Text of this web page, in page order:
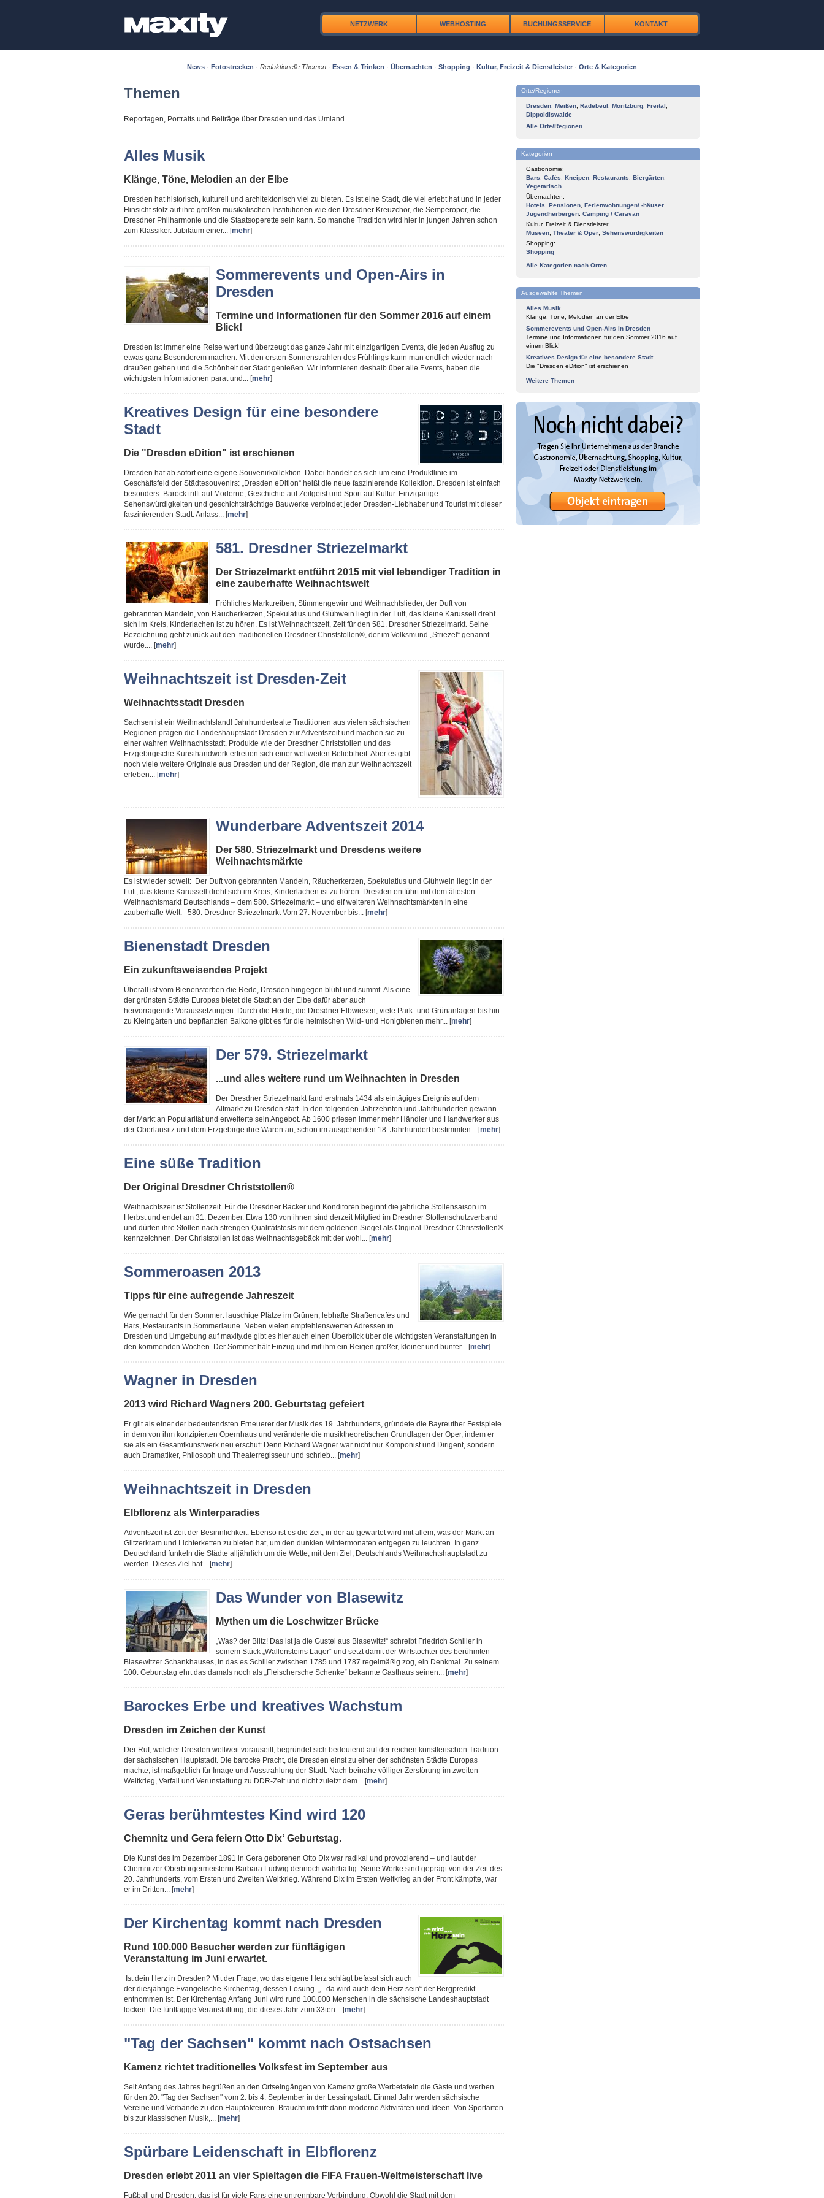
NETZWERK WEBHOSTING BUCHUNGSSERVICE KONTAKT
News · Fotostrecken · Redaktionelle Themen · Essen & Trinken · Übernachten · Shopping · Kultur, Freizeit & Dienstleister · Orte & Kategorien
Themen
Reportagen, Portraits und Beiträge über Dresden und das Umland
Alles Musik
Klänge, Töne, Melodien an der Elbe
Dresden hat historisch, kulturell und architektonisch viel zu bieten. Es ist eine Stadt, die viel erlebt hat und in jeder
Hinsicht stolz auf ihre großen musikalischen Institutionen wie den Dresdner Kreuzchor, die Semperoper, die
Dresdner Philharmonie und die Staatsoperette sein kann. So manche Tradition wird hier in jungen Jahren schon
zum Klassiker. Jubiläum einer... [mehr]
Sommerevents und Open-Airs in
Dresden
Termine und Informationen für den Sommer 2016 auf einem
Blick!
Dresden ist immer eine Reise wert und überzeugt das ganze Jahr mit einzigartigen Events, die jeden Ausflug zu
etwas ganz Besonderem machen. Mit den ersten Sonnenstrahlen des Frühlings kann man endlich wieder nach
draußen gehen und die Schönheit der Stadt genießen. Wir informieren deshalb über alle Events, haben die
wichtigsten Informationen parat und... [mehr]
Kreatives Design für eine besondere
Stadt
Die "Dresden eDition" ist erschienen
Dresden hat ab sofort eine eigene Souvenirkollektion. Dabei handelt es sich um eine Produktlinie im
Geschäftsfeld der Städtesouvenirs: „Dresden eDition“ heißt die neue faszinierende Kollektion. Dresden ist einfach
besonders: Barock trifft auf Moderne, Geschichte auf Zeitgeist und Sport auf Kultur. Einzigartige
Sehenswürdigkeiten und geschichtsträchtige Bauwerke verbindet jeder Dresden-Liebhaber und Tourist mit dieser
faszinierenden Stadt. Anlass... [mehr]
581. Dresdner Striezelmarkt
Der Striezelmarkt entführt 2015 mit viel lebendiger Tradition in
eine zauberhafte Weihnachtswelt
Fröhliches Markttreiben, Stimmengewirr und Weihnachtslieder, der Duft von
gebrannten Mandeln, von Räucherkerzen, Spekulatius und Glühwein liegt in der Luft, das kleine Karussell dreht
sich im Kreis, Kinderlachen ist zu hören. Es ist Weihnachtszeit, Zeit für den 581. Dresdner Striezelmarkt. Seine
Bezeichnung geht zurück auf den traditionellen Dresdner Christstollen®, der im Volksmund „Striezel“ genannt
wurde.... [mehr]
Weihnachtszeit ist Dresden-Zeit
Weihnachtsstadt Dresden
Sachsen ist ein Weihnachtsland! Jahrhundertealte Traditionen aus vielen sächsischen
Regionen prägen die Landeshauptstadt Dresden zur Adventszeit und machen sie zu
einer wahren Weihnachtsstadt. Produkte wie der Dresdner Christstollen und das
Erzgebirgische Kunsthandwerk erfreuen sich einer weltweiten Beliebtheit. Aber es gibt
noch viele weitere Originale aus Dresden und der Region, die man zur Weihnachtszeit
erleben... [mehr]
Wunderbare Adventszeit 2014
Der 580. Striezelmarkt und Dresdens weitere
Weihnachtsmärkte
Es ist wieder soweit: Der Duft von gebrannten Mandeln, Räucherkerzen, Spekulatius und Glühwein liegt in der
Luft, das kleine Karussell dreht sich im Kreis, Kinderlachen ist zu hören. Dresden entführt mit dem ältesten
Weihnachtsmarkt Deutschlands – dem 580. Striezelmarkt – und elf weiteren Weihnachtsmärkten in eine
zauberhafte Welt. 580. Dresdner Striezelmarkt Vom 27. November bis... [mehr]
Bienenstadt Dresden
Ein zukunftsweisendes Projekt
Überall ist vom Bienensterben die Rede, Dresden hingegen blüht und summt. Als eine
der grünsten Städte Europas bietet die Stadt an der Elbe dafür aber auch
hervorragende Voraussetzungen. Durch die Heide, die Dresdner Elbwiesen, viele Park- und Grünanlagen bis hin
zu Kleingärten und bepflanzten Balkone gibt es für die heimischen Wild- und Honigbienen mehr... [mehr]
Der 579. Striezelmarkt
...und alles weitere rund um Weihnachten in Dresden
Der Dresdner Striezelmarkt fand erstmals 1434 als eintägiges Ereignis auf dem
Altmarkt zu Dresden statt. In den folgenden Jahrzehnten und Jahrhunderten gewann
der Markt an Popularität und erweiterte sein Angebot. Ab 1600 priesen immer mehr Händler und Handwerker aus
der Oberlausitz und dem Erzgebirge ihre Waren an, schon im ausgehenden 18. Jahrhundert bestimmten... [mehr]
Eine süße Tradition
Der Original Dresdner Christstollen®
Weihnachtszeit ist Stollenzeit. Für die Dresdner Bäcker und Konditoren beginnt die jährliche Stollensaison im
Herbst und endet am 31. Dezember. Etwa 130 von ihnen sind derzeit Mitglied im Dresdner Stollenschutzverband
und dürfen ihre Stollen nach strengen Qualitätstests mit dem goldenen Siegel als Original Dresdner Christstollen®
kennzeichnen. Der Christstollen ist das Weihnachtsgebäck mit der wohl... [mehr]
Sommeroasen 2013
Tipps für eine aufregende Jahreszeit
Wie gemacht für den Sommer: lauschige Plätze im Grünen, lebhafte Straßencafés und
Bars, Restaurants in Sommerlaune. Neben vielen empfehlenswerten Adressen in
Dresden und Umgebung auf maxity.de gibt es hier auch einen Überblick über die wichtigsten Veranstaltungen in
den kommenden Wochen. Der Sommer hält Einzug und mit ihm ein Reigen großer, kleiner und bunter... [mehr]
Wagner in Dresden
2013 wird Richard Wagners 200. Geburtstag gefeiert
Er gilt als einer der bedeutendsten Erneuerer der Musik des 19. Jahrhunderts, gründete die Bayreuther Festspiele
in dem von ihm konzipierten Opernhaus und veränderte die musiktheoretischen Grundlagen der Oper, indem er
sie als ein Gesamtkunstwerk neu erschuf: Denn Richard Wagner war nicht nur Komponist und Dirigent, sondern
auch Dramatiker, Philosoph und Theaterregisseur und schrieb... [mehr]
Weihnachtszeit in Dresden
Elbflorenz als Winterparadies
Adventszeit ist Zeit der Besinnlichkeit. Ebenso ist es die Zeit, in der aufgewartet wird mit allem, was der Markt an
Glitzerkram und Lichterketten zu bieten hat, um den dunklen Wintermonaten entgegen zu leuchten. In ganz
Deutschland funkeln die Städte alljährlich um die Wette, mit dem Ziel, Deutschlands Weihnachtshauptstadt zu
werden. Dieses Ziel hat... [mehr]
Das Wunder von Blasewitz
Mythen um die Loschwitzer Brücke
„Was? der Blitz! Das ist ja die Gustel aus Blasewitz!“ schreibt Friedrich Schiller in
seinem Stück „Wallensteins Lager“ und setzt damit der Wirtstochter des berühmten
Blasewitzer Schankhauses, in das es Schiller zwischen 1785 und 1787 regelmäßig zog, ein Denkmal. Zu seinem
100. Geburtstag ehrt das damals noch als „Fleischersche Schenke“ bekannte Gasthaus seinen... [mehr]
Barockes Erbe und kreatives Wachstum
Dresden im Zeichen der Kunst
Der Ruf, welcher Dresden weltweit vorauseilt, begründet sich bedeutend auf der reichen künstlerischen Tradition
der sächsischen Hauptstadt. Die barocke Pracht, die Dresden einst zu einer der schönsten Städte Europas
machte, ist maßgeblich für Image und Ausstrahlung der Stadt. Nach beinahe völliger Zerstörung im zweiten
Weltkrieg, Verfall und Verunstaltung zu DDR-Zeit und nicht zuletzt dem... [mehr]
Geras berühmtestes Kind wird 120
Chemnitz und Gera feiern Otto Dix‘ Geburtstag.
Die Kunst des im Dezember 1891 in Gera geborenen Otto Dix war radikal und provozierend – und laut der
Chemnitzer Oberbürgermeisterin Barbara Ludwig dennoch wahrhaftig. Seine Werke sind geprägt von der Zeit des
20. Jahrhunderts, vom Ersten und Zweiten Weltkrieg. Während Dix im Ersten Weltkrieg an der Front kämpfte, war
er im Dritten... [mehr]
Der Kirchentag kommt nach Dresden
Rund 100.000 Besucher werden zur fünftägigen
Veranstaltung im Juni erwartet.
Ist dein Herz in Dresden? Mit der Frage, wo das eigene Herz schlägt befasst sich auch
der diesjährige Evangelische Kirchentag, dessen Losung „...da wird auch dein Herz sein“ der Bergpredikt
entnommen ist. Der Kirchentag Anfang Juni wird rund 100.000 Menschen in die sächsische Landeshauptstadt
locken. Die fünftägige Veranstaltung, die dieses Jahr zum 33ten... [mehr]
"Tag der Sachsen" kommt nach Ostsachsen
Kamenz richtet traditionelles Volksfest im September aus
Seit Anfang des Jahres begrüßen an den Ortseingängen von Kamenz große Werbetafeln die Gäste und werben
für den 20. "Tag der Sachsen" vom 2. bis 4. September in der Lessingstadt. Einmal Jahr werden sächsische
Vereine und Verbände zu den Hauptakteuren. Brauchtum trifft dann moderne Aktivitäten und Ideen. Von Sportarten
bis zur klassischen Musik,... [mehr]
Spürbare Leidenschaft in Elbflorenz
Dresden erlebt 2011 an vier Spieltagen die FIFA Frauen-Weltmeisterschaft live
Fußball und Dresden, das ist für viele Fans eine untrennbare Verbindung. Obwohl die Stadt mit dem
Orte/Regionen
Dresden Meißen Radebeul Moritzburg Freital
Dippoldiswalde
Alle Orte/Regionen
Kategorien
Gastronomie:
Bars
Cafés Kneipen Restaurants Biergärten
Vegetarisch
Übernachten:
Hotels
Pensionen Ferienwohnungen/ -häuser
Jugendherbergen Camping / Caravan
Kultur, Freizeit & Dienstleister:
Museen Theater & Oper Sehenswürdigkeiten
Shopping:
Shopping
Alle Kategorien nach Orten
Ausgewählte Themen
Alles Musik
Klänge, Töne, Melodien an der Elbe
Sommerevents und Open-Airs in Dresden
Termine und Informationen für den Sommer 2016 auf
einem Blick!
Kreatives Design für eine besondere Stadt
Die "Dresden eDition" ist erschienen
Weitere Themen